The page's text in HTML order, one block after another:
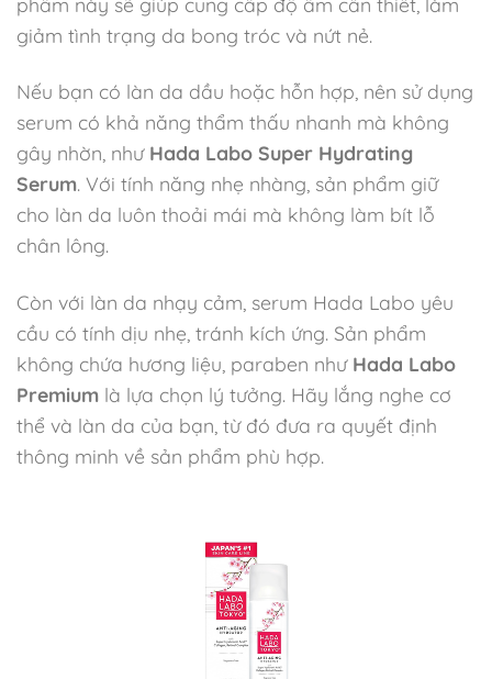
giảm tình trạng da bong tróc và nứt nẻ.
Nếu bạn có làn da dầu hoặc hỗn hợp, nên sử dụng
serum có khả năng thẩm thấu nhanh mà không
gây nhờn, như Hada Labo Super Hydrating
Serum. Với tính năng nhẹ nhàng, sản phẩm giữ
cho làn da luôn thoải mái mà không làm bít lỗ
chân lông.
Còn với làn da nhạy cảm, serum Hada Labo yêu
cầu có tính dịu nhẹ, tránh kích ứng. Sản phẩm
không chứa hương liệu, paraben như Hada Labo
Premium là lựa chọn lý tưởng. Hãy lắng nghe cơ
thể và làn da của bạn, từ đó đưa ra quyết định
thông minh về sản phẩm phù hợp.